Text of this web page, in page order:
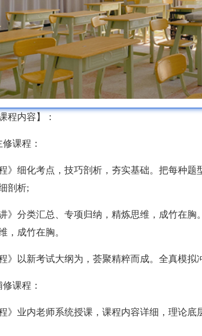
程内容】：
课程：
程》细化考点，技巧剖析，夯实基础。把每种
剖析;
讲》分类汇总、专项归纳，精炼思维，成竹在
，成竹在胸。
》以新考试大纲为，荟聚精粹而成。全真模拟
课程：
程》业内老师系统授课，课程内容详细，理论